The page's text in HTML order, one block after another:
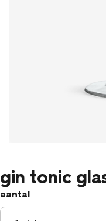
gin tonic
aantal